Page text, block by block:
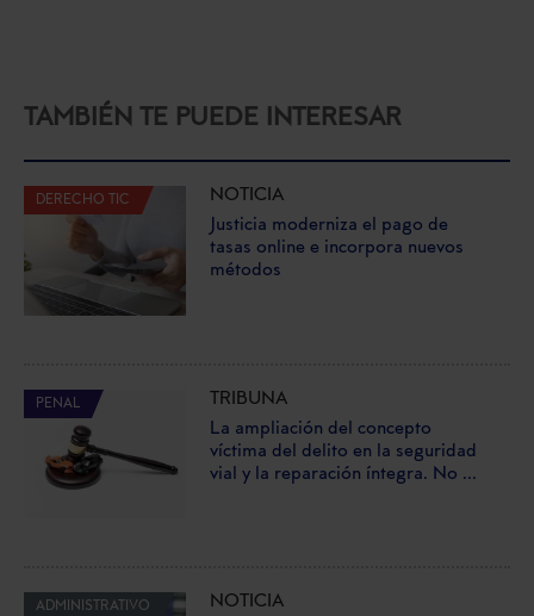
TAMBIÉN TE PUEDE INTERESAR
DERECHO TIC
NOTICIA
Justicia moderniza el pago de
tasas online e incorpora nuevos
métodos
PENAL
TRIBUNA
La ampliación del concepto
víctima del delito en la seguridad
vial y la reparación íntegra. No ...
ADMINISTRATIVO
NOTICIA